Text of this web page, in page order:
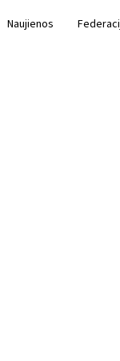
Naujienos